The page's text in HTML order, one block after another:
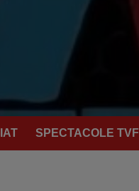
SPECTACOLE TVF